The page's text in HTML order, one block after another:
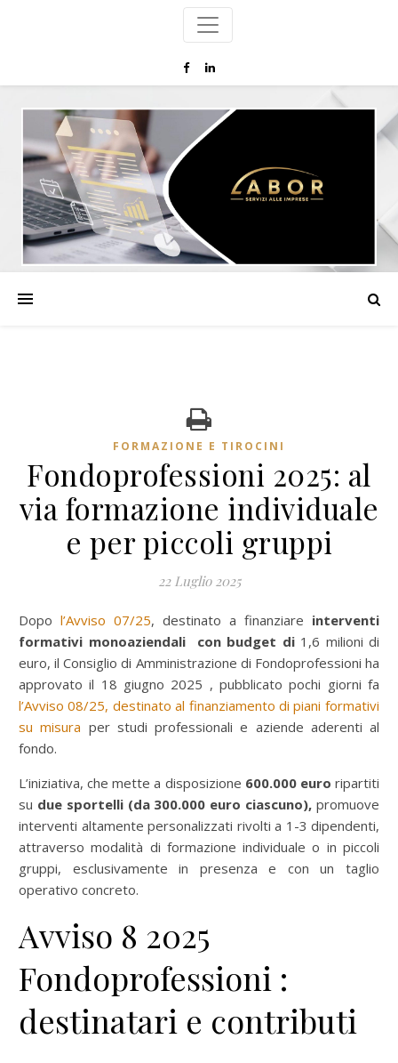
FORMAZIONE E TIROCINI
Fondoprofessioni 2025: al
via formazione individuale
e per piccoli gruppi
22 Luglio 2025
Dopo l’Avviso 07/25, destinato a finanziare interventi
formativi monoaziendali con budget di 1,6 milioni di
euro, il Consiglio di Amministrazione di Fondoprofessioni ha
approvato il 18 giugno 2025 , pubblicato pochi giorni fa
l’Avviso 08/25, destinato al finanziamento di piani formativi
su misura per studi professionali e aziende aderenti al
fondo.
L’iniziativa, che mette a disposizione 600.000 euro ripartiti
su due sportelli (da 300.000 euro ciascuno),promuove
interventi altamente personalizzati rivolti a 1-3 dipendenti,
attraverso modalità di formazione individuale o in piccoli
gruppi, esclusivamente in presenza e con un taglio
operativo concreto.
Avviso 8 2025
Fondoprofessioni :
destinatari e contributi